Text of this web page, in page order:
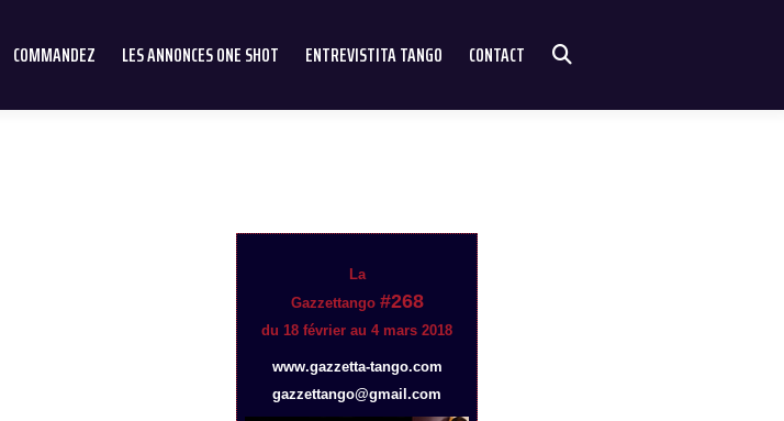
COMMANDEZ LES ANNONCES ONE SHOT ENTREVISTITA TANGO CONTACT
La
Gazzettango #268
du 18 février au 4 mars 2018
www.gazzetta-tango.com
gazzettango@gmail.com